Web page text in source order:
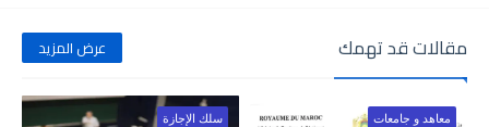
مقالات قد تهمك عرض المزيد
معاهد و جامعات سلك الإجازة